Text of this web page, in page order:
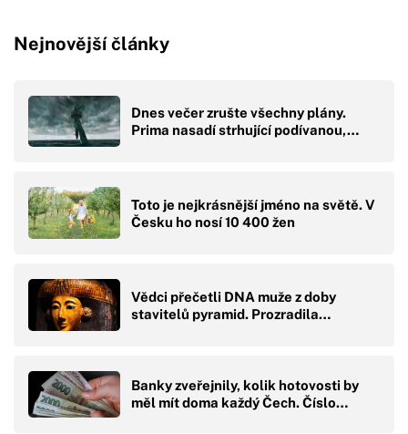
Nejnovější články
Dnes večer zrušte všechny plány.
Prima nasadí strhující podívanou,…
Toto je nejkrásnější jméno na světě. V
Česku ho nosí 10 400 žen
Vědci přečetli DNA muže z doby
stavitelů pyramid. Prozradila…
Banky zveřejnily, kolik hotovosti by
měl mít doma každý Čech. Číslo…